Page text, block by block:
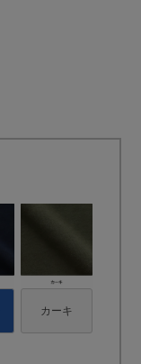
カーキ